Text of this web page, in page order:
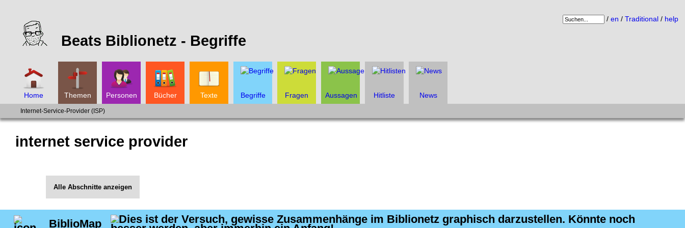
/ en / Traditional/ help
Beats Biblionetz - Begriffe
Home Themen Personen Bücher Texte Begriffe Fragen Aussagen Hitliste News
Internet-Service-Provider (ISP)
internet service provider
Alle Abschnitte anzeigen
BiblioMap